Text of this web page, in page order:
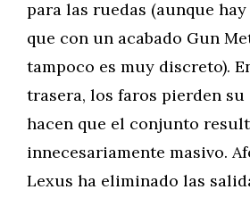
para las ruedas (aunque
que con un acabado Gun
tampoco es muy discreto).
trasera, los faros pierden su
hacen que el conjunto
innecesariamente masivo.
Lexus ha eliminado las